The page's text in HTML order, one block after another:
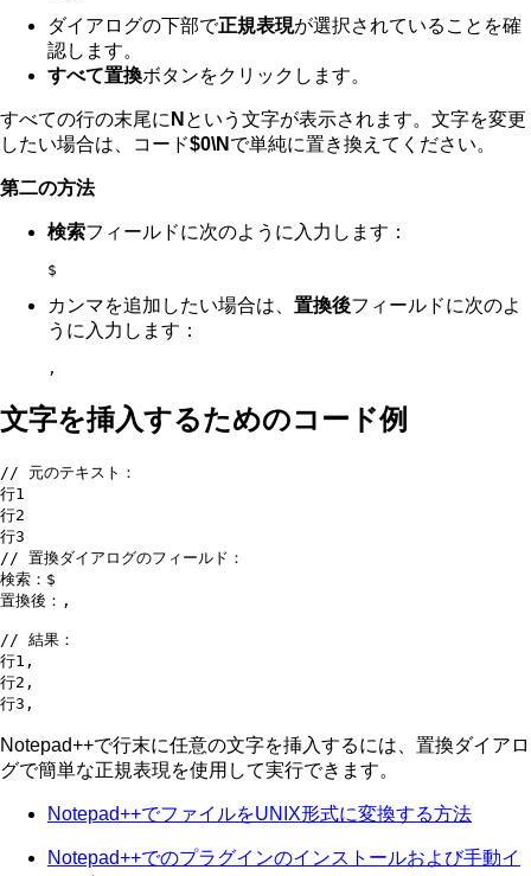
ダイアログの下部で正規表現が選択されていることを確
認します。
すべて置換ボタンをクリックします。
すべての行の末尾に N という文字が表示されます。文字を変更
したい場合は、コード$0\N で単純に置き換えてください。
第二の方法
検索フィールドに次のように入力します：
$
カンマを追加したい場合は、 置換後フィールドに次のよ
うに入力します：
,
文字を挿入するためのコード例
// 元のテキスト：
行1
行2
行3
// 置換ダイアログのフィールド：
検索：$
置換後：,
// 結果：
行1,
行2,
Notepad++で行末に任意の文字を挿入するには、置換ダイアロ
グで簡単な正規表現を使用して実行できます。
Notepad++でファイルをUNIX形式に変換する方法
Notepad++でのプラグインのインストールおよび手動イ